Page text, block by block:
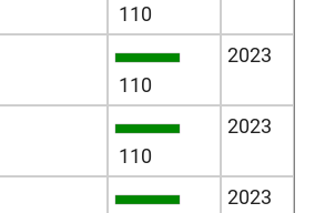
110
110
2023
110
2023
2023